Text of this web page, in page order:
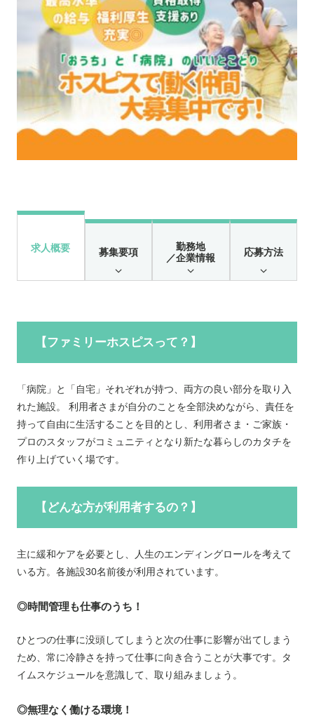
求人概要 募集要項
勤務地
／企業情報
応募方法
【ファミリーホスピスって？】
「病院」と「自宅」それぞれが持つ、両方の良い部分を取り入
れた施設。 利用者さまが自分のことを全部決めながら、責任を
持って自由に生活することを目的とし、利用者さま・ご家族・
プロのスタッフがコミュニティとなり新たな暮らしのカタチを
作り上げていく場です。
【どんな方が利用者するの？】
主に緩和ケアを必要とし、人生のエンディングロールを考えて
いる方。各施設30名前後が利用されています。
◎時間管理も仕事のうち！
ひとつの仕事に没頭してしまうと次の仕事に影響が出てしまう
ため、常に冷静さを持って仕事に向き合うことが大事です。タ
イムスケジュールを意識して、取り組みましょう。
◎無理なく働ける環境！